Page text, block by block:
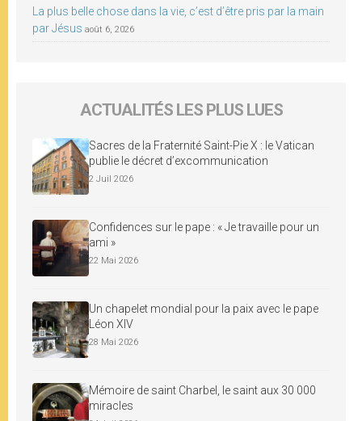
La plus belle chose dans la vie, c’est d’être pris par la main
par Jésus août 6, 2026
ACTUALITÉS LES PLUS LUES
Sacres de la Fraternité Saint-Pie X : le Vatican
publie le décret d’excommunication
2 Juil 2026
Confidences sur le pape : « Je travaille pour un
ami »
22 Mai 2026
Un chapelet mondial pour la paix avec le pape
Léon XIV
28 Mai 2026
Mémoire de saint Charbel, le saint aux 30 000
miracles